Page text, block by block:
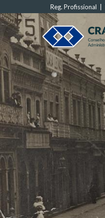
Reg. Profissional